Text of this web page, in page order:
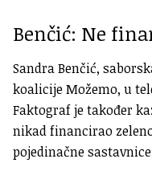
Benčić: Ne
Sandra Benčić,
koalicije Možemo, u
Faktograf je također
nikad financirao
pojedinačne